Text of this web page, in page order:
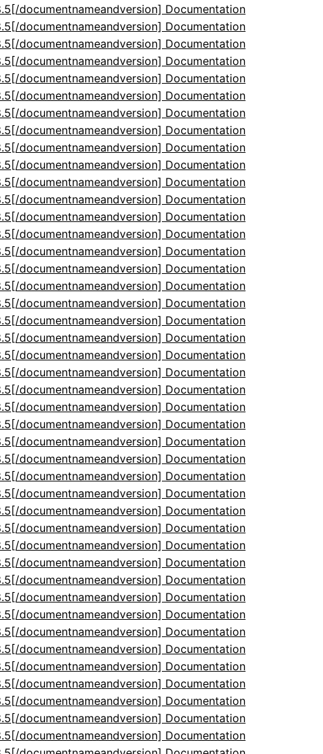
documentnameandversion] Documentation
documentnameandversion] Documentation
documentnameandversion] Documentation
documentnameandversion] Documentation
documentnameandversion] Documentation
documentnameandversion] Documentation
documentnameandversion] Documentation
documentnameandversion] Documentation
documentnameandversion] Documentation
documentnameandversion] Documentation
documentnameandversion] Documentation
documentnameandversion] Documentation
documentnameandversion] Documentation
documentnameandversion] Documentation
documentnameandversion] Documentation
documentnameandversion] Documentation
documentnameandversion] Documentation
documentnameandversion] Documentation
documentnameandversion] Documentation
documentnameandversion] Documentation
documentnameandversion] Documentation
documentnameandversion] Documentation
documentnameandversion] Documentation
documentnameandversion] Documentation
documentnameandversion] Documentation
documentnameandversion] Documentation
documentnameandversion] Documentation
documentnameandversion] Documentation
documentnameandversion] Documentation
documentnameandversion] Documentation
documentnameandversion] Documentation
documentnameandversion] Documentation
documentnameandversion] Documentation
documentnameandversion] Documentation
documentnameandversion] Documentation
documentnameandversion] Documentation
documentnameandversion] Documentation
documentnameandversion] Documentation
documentnameandversion] Documentation
documentnameandversion] Documentation
documentnameandversion] Documentation
documentnameandversion] Documentation
documentnameandversion] Documentation